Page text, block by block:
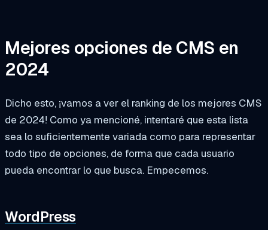
Mejores opciones de CMS en
2024
Dicho esto, ¡vamos a ver el ranking de los mejores CMS
de 2024! Como ya mencioné, intentaré que esta lista
sea lo suficientemente variada como para representar
todo tipo de opciones, de forma que cada usuario
pueda encontrar lo que busca. Empecemos.
WordPress